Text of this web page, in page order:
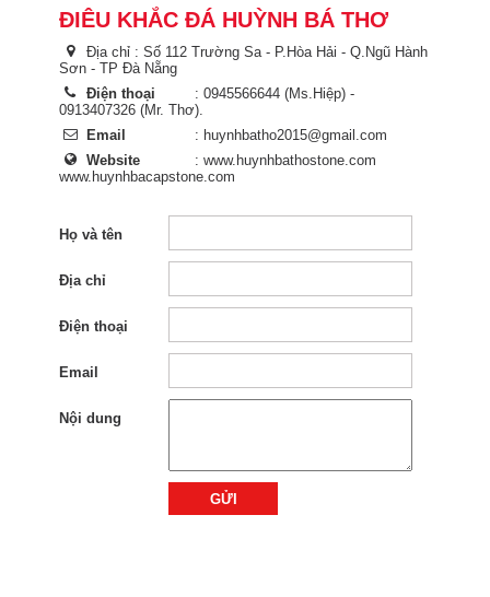
ĐIÊU KHẮC ĐÁ HUỲNH BÁ THƠ
Địa chỉ : Số 112 Trường Sa - P.Hòa Hải - Q.Ngũ Hành
Sơn - TP Đà Nẵng
Điện thoại
: 0945566644 (Ms.Hiệp) -
0913407326 (Mr. Thơ).
Email
: huynhbatho2015@gmail.com
Website
: www.huynhbathostone.com
www.huynhbacapstone.com
Họ và tên
Địa chỉ
Điện thoại
Email
Nội dung